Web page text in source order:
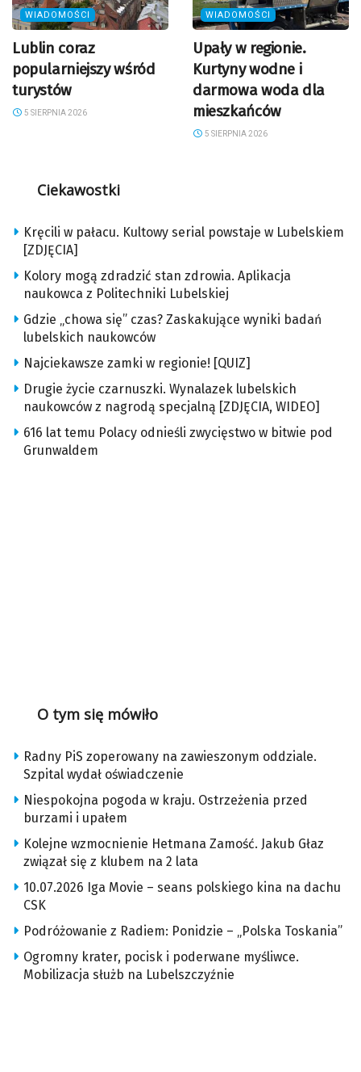
WIADOMOŚCI
Lublin coraz
popularniejszy wśród
turystów
5 SIERPNIA 2026
WIADOMOŚCI
Upały w regionie.
Kurtyny wodne i
darmowa woda dla
mieszkańców
5 SIERPNIA 2026
Ciekawostki
Kręcili w pałacu. Kultowy serial powstaje w Lubelskiem
[ZDJĘCIA]
Kolory mogą zdradzić stan zdrowia. Aplikacja
naukowca z Politechniki Lubelskiej
Gdzie „chowa się” czas? Zaskakujące wyniki badań
lubelskich naukowców
Najciekawsze zamki w regionie! [QUIZ]
Drugie życie czarnuszki. Wynalazek lubelskich
naukowców z nagrodą specjalną [ZDJĘCIA, WIDEO]
616 lat temu Polacy odnieśli zwycięstwo w bitwie pod
Grunwaldem
O tym się mówiło
Radny PiS zoperowany na zawieszonym oddziale.
Szpital wydał oświadczenie
Niespokojna pogoda w kraju. Ostrzeżenia przed
burzami i upałem
Kolejne wzmocnienie Hetmana Zamość. Jakub Głaz
związał się z klubem na 2 lata
10.07.2026 Iga Movie – seans polskiego kina na dachu
CSK
Podróżowanie z Radiem: Ponidzie – „Polska Toskania”
Ogromny krater, pocisk i poderwane myśliwce.
Mobilizacja służb na Lubelszczyźnie